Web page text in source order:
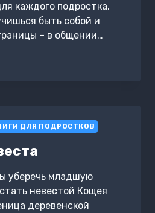
каждого подростка.
быть собой и
– в общении…
ДЛЯ ПОДРОСТКОВ
уберечь младшую
невестой Кощея
деревенской